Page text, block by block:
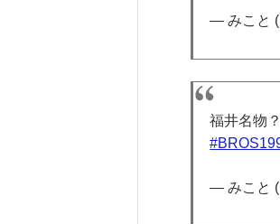
— みこと
福井名物
— みこと